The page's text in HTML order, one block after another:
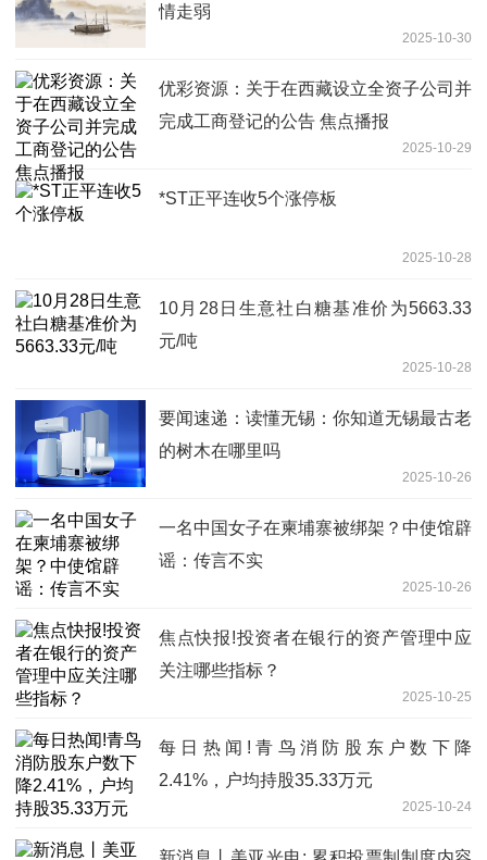
情走弱
2025-10-30
优彩资源：关于在西藏设立全资子公司并
完成工商登记的公告 焦点播报
2025-10-29
*ST正平连收5个涨停板
2025-10-28
10月28日生意社白糖基准价为5663.33
元/吨
2025-10-28
要闻速递：读懂无锡：你知道无锡最古老
的树木在哪里吗
2025-10-26
一名中国女子在柬埔寨被绑架？中使馆辟
谣：传言不实
2025-10-26
焦点快报!投资者在银行的资产管理中应
关注哪些指标？
2025-10-25
每日热闻!青鸟消防股东户数下降
2.41%，户均持股35.33万元
2025-10-24